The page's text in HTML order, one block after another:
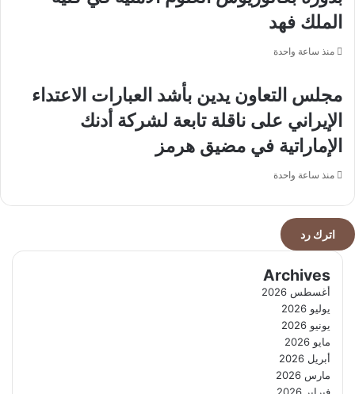
الملك فهد
منذ ساعة واحدة
مجلس التعاون يدين بأشد العبارات الاعتداء
الإيراني على ناقلة تابعة لشركة أدنك
الإماراتية في مضيق هرمز
منذ ساعة واحدة
اترك رد
Archives
أغسطس 2026
يوليو 2026
يونيو 2026
مايو 2026
أبريل 2026
مارس 2026